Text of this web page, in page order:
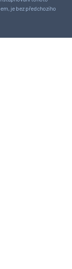
je bez předchozího